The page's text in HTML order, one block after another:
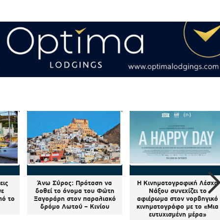
το
Άνω Σύρος: Πρόταση να
δοθεί το όνομα του Φώτη
Ξαγοράρη στον παραλιακό
δρόμο Λωτού – Κινίου
Η Κινηματογραφική Λέσχη
Νάξου συνεχίζει το
αφιέρωμα στον νορβηγικό
κινηματογράφο με το «Μια
ευτυχισμένη μέρα»